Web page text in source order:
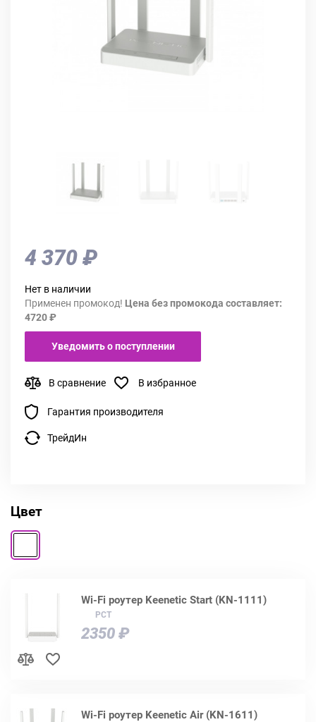
4 370 ₽
Нет в наличии
Применен промокод! Цена без промокода составляет:
4720 ₽
Уведомить о поступлении
В сравнение В избранное
Гарантия производителя
ТрейдИн
Цвет
Wi-Fi роутер Keenetic Start (KN-1111)
РСТ
2350 ₽
Wi-Fi роутер Keenetic Air (KN-1611)